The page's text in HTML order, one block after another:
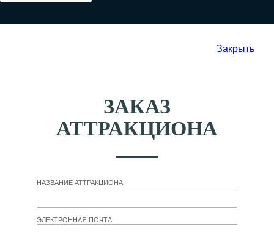
Закрыть
ЗАКАЗ
АТТРАКЦИОНА
НАЗВАНИЕ АТТРАКЦИОНА
ЭЛЕКТРОННАЯ ПОЧТА